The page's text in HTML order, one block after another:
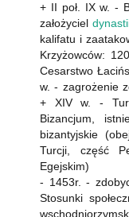
+ II poł. IX w. -
założyciel
kalifatu i
Krzyżowców:
Cesarstwo
w. - zagrożenie
+ XIV w. -
Bizancjum,
bizantyjskie
Turcji, część
Egejskim)
- 1453r. -
Stosunki